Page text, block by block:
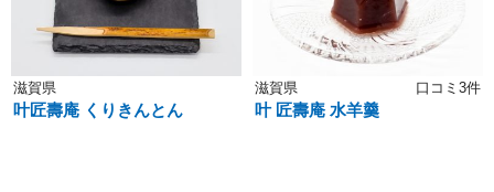
滋賀県
叶匠壽庵 くりきんとん
滋賀県 口コミ3件
叶 匠壽庵 水羊羹